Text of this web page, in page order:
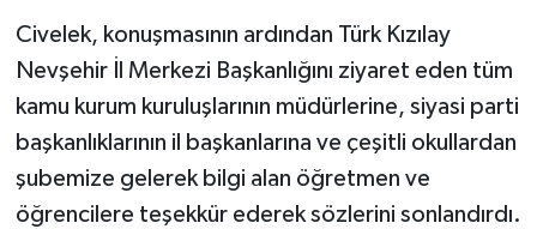
Civelek, konuşmasının ardından Türk Kızılay
Nevşehir İl Merkezi Başkanlığını ziyaret eden tüm
kamu kurum kuruluşlarının müdürlerine, siyasi parti
başkanlıklarının il başkanlarına ve çeşitli okullardan
şubemize gelerek bilgi alan öğretmen ve
öğrencilere teşekkür ederek sözlerini sonlandırdı.